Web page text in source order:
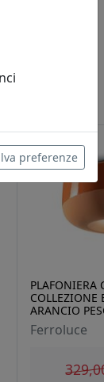
PLAFONIERA
COLLEZIONE
ARANCIO
Ferroluce
sconto
8%
preferenze